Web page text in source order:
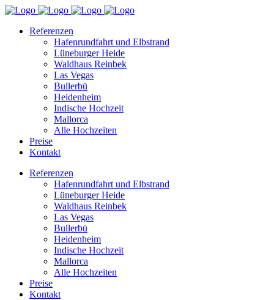
Referenzen
Hafenrundfahrt und Elbstrand
Lüneburger Heide
Waldhaus Reinbek
Las Vegas
Bullerbü
Heidenheim
Indische Hochzeit
Mallorca
Alle Hochzeiten
Preise
Kontakt
Referenzen
Hafenrundfahrt und Elbstrand
Lüneburger Heide
Waldhaus Reinbek
Las Vegas
Bullerbü
Heidenheim
Indische Hochzeit
Mallorca
Alle Hochzeiten
Preise
Kontakt